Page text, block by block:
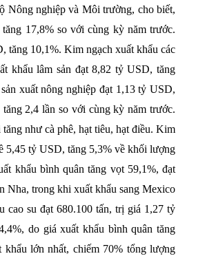
Nông nghiệp và Môi trường, cho biết,
17,8% so với cùng kỳ năm trước.
tăng 10,1%. Kim ngạch xuất khẩu các
khẩu lâm sản đạt 8,82 tỷ USD, tăng
xuất nông nghiệp đạt 1,13 tỷ USD,
2,4 lần so với cùng kỳ năm trước.
như cà phê, hạt tiêu, hạt điều. Kim
5,45 tỷ USD, tăng 5,3% về khối lượng
khẩu bình quân tăng vọt 59,1%, đạt
Nha, trong khi xuất khẩu sang Mexico
cao su đạt 680.100 tấn, trị giá 1,27 tỷ
do giá xuất khẩu bình quân tăng
lớn nhất, chiếm 70% tổng lượng